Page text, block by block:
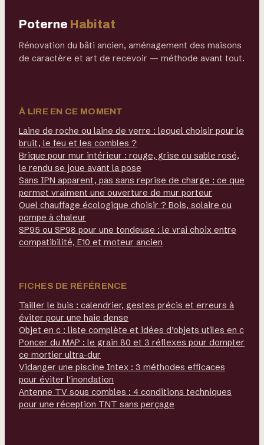
Poterne Habitat
Rénovation du bâti ancien, aménagement des maisons
de caractère et art de recevoir — méthode avant tout.
À LIRE EN CE MOMENT
Laine de roche ou laine de verre : lequel choisir pour le
bruit, le feu et les combles ?
Brique pour mur intérieur : rouge, grise ou sable rosé,
le rendu se joue avant la pose
Sans IPN apparent, pas sans reprise de charge : ce que
permet vraiment une ouverture de mur porteur
Quel chauffage écologique choisir ? Bois, solaire ou
pompe à chaleur
SP95 ou SP98 pour une tondeuse : le vrai choix entre
compatibilité, E10 et moteur ancien
FICHES DE RÉFÉRENCE
Tailler le buis : calendrier, gestes précis et erreurs à
éviter pour une haie dense
Objet en c : liste complète et idées d’objets utiles en c
Poncer du MAP : le grain 80 et 3 réflexes pour dompter
ce mortier ultra-dur
Vidanger une piscine Intex : 3 méthodes efficaces
pour éviter l'inondation
Antenne TV sous combles : 4 conditions techniques
pour une réception TNT sans perçage